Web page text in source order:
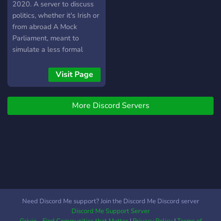
Thriving voice-chat usage
to meet new people
Frequent gaming nights
and our very own Minecraft
server View-shared movie
active staff Like what you
see? Join today by clicking
the fastest growing politics,
history and ideology server
2020. A server to discuss
politics, whether it's Irish or
from abroad A Mock
Parliament, meant to
simulate a less formal
Oireachtas Join Parties,
Run for Elections, Govern,
Introduce reform to make
Ireland the place you want
it to be.
Visit Page
More Discord Servers
Need Discord Me support? Join the Discord Me Discord server
Discord Me Support Server